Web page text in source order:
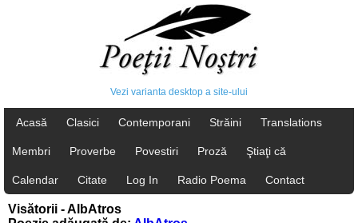
Vezi varianta desktop a site-ului
Acasă Clasici Contemporani Străini Translations
Membri Proverbe Povestiri Proză Ştiaţi că
Calendar Citate Log In Radio Poema Contact
Visătorii - AlbAtros